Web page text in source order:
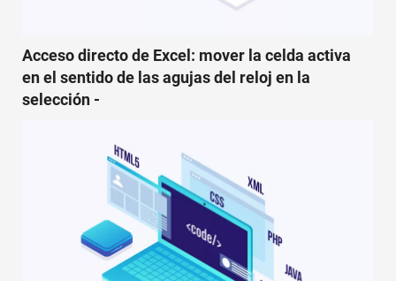
Acceso directo de Excel: mover la celda activa
en el sentido de las agujas del reloj en la
selección -